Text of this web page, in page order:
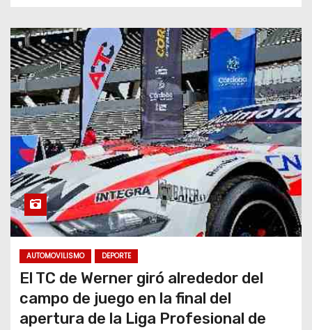
AUTOMOVILISMO DEPORTE
El TC de Werner giró alrededor del
campo de juego en la final del
apertura de la Liga Profesional de